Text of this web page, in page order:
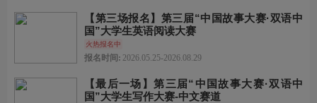
英语辅导报北京研发中心
承办方
全国大学生英语竞赛组织委员会
【第三场报名】第三届“中国故事大赛·双语中
国”大学生英语阅读大赛
火热报名中
报名时间: 2026.05.25-2026.08.29
【最后一场】第三届“中国故事大赛·双语中
国”大学生写作大赛-中文赛道